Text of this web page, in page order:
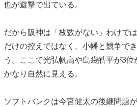
也が遊撃で出ている。
だから阪神は「枚数がない」わけで
だけの控えではなく、小幡と競争で
う。ここで光弘帆高や島袋皓平が3位
かなり自然に見える。
ソフトバンクは今宮健太の後継問題が